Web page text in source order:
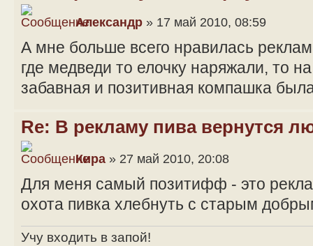
Александр » 17 май 2010, 08:59
А мне больше всего нравилась
где медведи то елочку наряжали, то
забавная и позитивная компашка
Re: В рекламу пива вернутся
Кира » 27 май 2010, 20:08
Для меня самый позитифф - это
охота пивка хлебнуть с старым
Учу входить в запой!